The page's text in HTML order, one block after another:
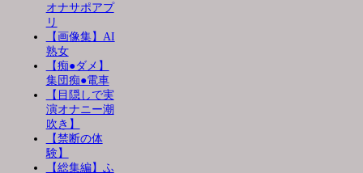
オナサポアプ
リ
【画像集】AI
熟女
【痴●ダメ】
集団痴●電車
【目隠しで実
演オナニー潮
吹き】
【禁断の体
験】
【総集編】ふ